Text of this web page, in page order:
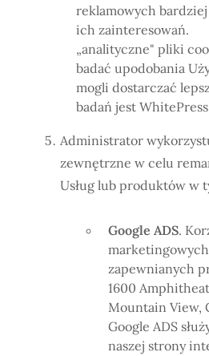
reklamowych
ich zainteresowań.
„analityczne" pliki
badać upodobania
mogli dostarczać
badań jest
Administrator
zewnętrzne w celu
Usług lub produktów w
Google ADS.
marketingowych
zapewnianych
1600
Mountain View,
Google ADS
naszej strony